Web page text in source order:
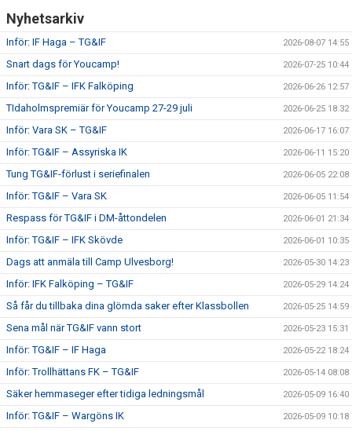
Nyhetsarkiv
Inför: IF Haga – TG&IF 2026-08-07 14:55
Snart dags för Youcamp! 2026-07-25 10:44
Inför: TG&IF – IFK Falköping 2026-06-26 12:57
TIdaholmspremiär för Youcamp 27-29 juli 2026-06-25 18:32
Inför: Vara SK – TG&IF 2026-06-17 16:07
Inför: TG&IF – Assyriska IK 2026-06-11 15:20
Tung TG&IF-förlust i seriefinalen 2026-06-05 22:08
Inför: TG&IF – Vara SK 2026-06-05 11:54
Respass för TG&IF i DM-åttondelen 2026-06-01 21:34
Inför: TG&IF – IFK Skövde 2026-06-01 10:35
Dags att anmäla till Camp Ulvesborg! 2026-05-30 14:23
Inför: IFK Falköping – TG&IF 2026-05-29 14:24
Så får du tillbaka dina glömda saker efter Klassbollen 2026-05-25 14:59
Sena mål när TG&IF vann stort 2026-05-23 15:31
Inför: TG&IF – IF Haga 2026-05-22 18:24
Inför: Trollhättans FK – TG&IF 2026-05-14 08:08
Säker hemmaseger efter tidiga ledningsmål 2026-05-09 16:40
Inför: TG&IF – Wargöns IK 2026-05-09 10:18